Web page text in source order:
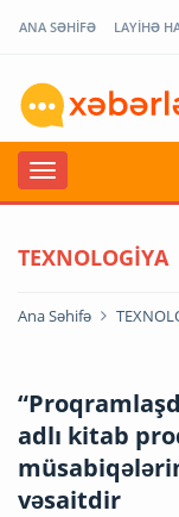
ANA SƏHİFƏ LAYİHƏ
TEXNOLOGİYA
Ana Səhifə
adlı kitab
vəsaitdir